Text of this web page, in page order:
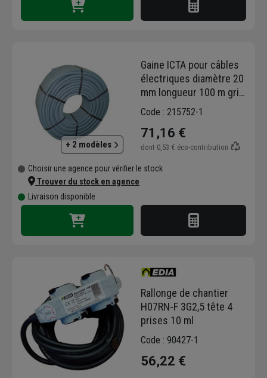
+ 2 modèles
Gaine ICTA pour câbles
électriques diamètre 20
mm longueur 100 m gris
avec tire-fil
Code : 215752-1
71,16 €
dont 0,53 € éco-contribution
Choisir une agence pour vérifier le stock
Trouver du stock en agence
Livraison disponible
Rallonge de chantier
H07RN-F 3G2,5 tête 4
prises 10 ml
Code : 90427-1
56,22 €